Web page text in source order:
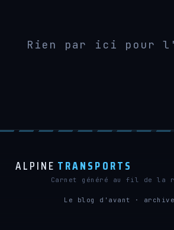
Rien par ici pour
ALPINE TRANSPORTS
Carnet généré au fil de la
Le blog d'avant ·